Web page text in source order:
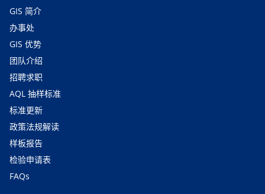
GIS 简介
办事处
GIS 优势
团队介绍
招聘求职
AQL 抽样标准
标准更新
政策法规解读
样板报告
检验申请表
FAQs